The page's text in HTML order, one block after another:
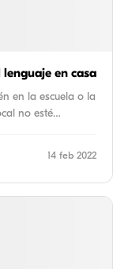
en casa
en la escuela o la
no esté…
14 feb 2022